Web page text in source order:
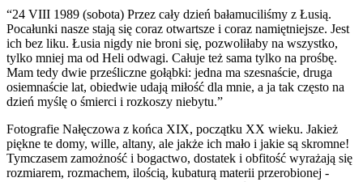
“24 VIII 1989 (sobota) Przez cały dzień bałamuciliśmy z Łusią.
Pocałunki nasze stają się coraz otwartsze i coraz namiętniejsze. Jest
ich bez liku. Łusia nigdy nie broni się, pozwoliłaby na wszystko,
tylko mniej ma od Heli odwagi. Całuje też sama tylko na prośbę.
Mam tedy dwie prześliczne gołąbki: jedna ma szesnaście, druga
osiemnaście lat, obiedwie udają miłość dla mnie, a ja tak często na
dzień myślę o śmierci i rozkoszy niebytu.”
Fotografie Nałęczowa z końca XIX, początku XX wieku. Jakież
piękne te domy, wille, altany, ale jakże ich mało i jakie są skromne!
Tymczasem zamożność i bogactwo, dostatek i obfitość wyrażają się
rozmiarem, rozmachem, ilością, kubaturą materii przerobionej -